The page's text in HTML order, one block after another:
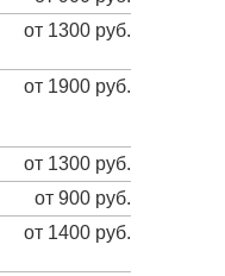
от 1300 руб.
от 1900 руб.
от 1300 руб.
от 900 руб.
от 1400 руб.